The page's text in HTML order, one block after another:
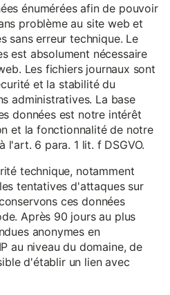
énumérées afin de pouvoir
problème au site web et
sans erreur technique. Le
est absolument nécessaire
Les fichiers journaux sont
et la stabilité du
administratives. La base
données est notre intérêt
et la fonctionnalité de notre
l'art. 6 para. 1 lit. f DSGVO.
technique, notamment
tentatives d'attaques sur
ces données
Après 90 jours au plus
anonymes en
au niveau du domaine, de
d'établir un lien avec